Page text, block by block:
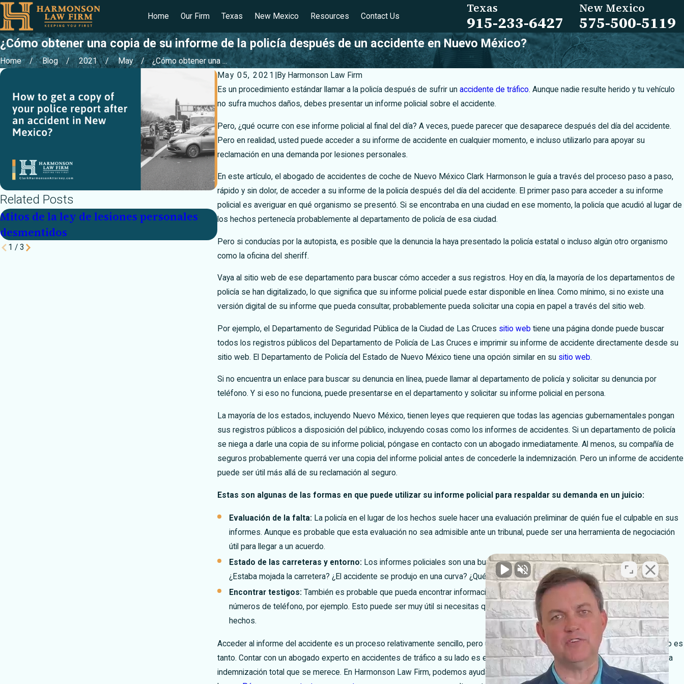
Home Our Firm Texas New Mexico Resources Contact Us
Texas
915-233-6427
New Mexico
575-500-5119
¿Cómo obtener una copia de su informe de la policía después de un accidente en Nuevo México?
Home Blog 2021 May
¿Cómo obtener una ...
May 05, 2021
By Harmonson Law Firm
Es un procedimiento estándar llamar a la policía después de sufrir un accidente de tráfico. Aunque nadie resulte herido y tu vehículo
no sufra muchos daños, debes presentar un informe policial sobre el accidente.
Pero, ¿qué ocurre con ese informe policial al final del día? A veces, puede parecer que desaparece después del día del accidente.
Pero en realidad, usted puede acceder a su informe de accidente en cualquier momento, e incluso utilizarlo para apoyar su
reclamación en una demanda por lesiones personales.
En este artículo, el abogado de accidentes de coche de Nuevo México Clark Harmonson le guía a través del proceso paso a paso,
rápido y sin dolor, de acceder a su informe de la policía después del día del accidente. El primer paso para acceder a su informe
policial es averiguar en qué organismo se presentó. Si se encontraba en una ciudad en ese momento, la policía que acudió al lugar de
los hechos pertenecía probablemente al departamento de policía de esa ciudad.
Pero si conducías por la autopista, es posible que la denuncia la haya presentado la policía estatal o incluso algún otro organismo
como la oficina del sheriff.
Vaya al sitio web de ese departamento para buscar cómo acceder a sus registros. Hoy en día, la mayoría de los departamentos de
policía se han digitalizado, lo que significa que su informe policial puede estar disponible en línea. Como mínimo, si no existe una
versión digital de su informe que pueda consultar, probablemente pueda solicitar una copia en papel a través del sitio web.
Por ejemplo, el Departamento de Seguridad Pública de la Ciudad de Las Cruces sitio web tiene una página donde puede buscar
todos los registros públicos del Departamento de Policía de Las Cruces e imprimir su informe de accidente directamente desde su
sitio web. El Departamento de Policía del Estado de Nuevo México tiene una opción similar en su sitio web.
Si no encuentra un enlace para buscar su denuncia en línea, puede llamar al departamento de policía y solicitar su denuncia por
teléfono. Y si eso no funciona, puede presentarse en el departamento y solicitar su informe policial en persona.
La mayoría de los estados, incluyendo Nuevo México, tienen leyes que requieren que todas las agencias gubernamentales pongan
sus registros públicos a disposición del público, incluyendo cosas como los informes de accidentes. Si un departamento de policía
se niega a darle una copia de su informe policial, póngase en contacto con un abogado inmediatamente. Al menos, su compañía de
seguros probablemente querrá ver una copia del informe policial antes de concederle la indemnización. Pero un informe de accidente
puede ser útil más allá de su reclamación al seguro.
Estas son algunas de las formas en que puede utilizar su informe policial para respaldar su demanda en un juicio:
Evaluación de la falta: La policía en el lugar de los hechos suele hacer una evaluación preliminar de quién fue el culpable en sus
informes. Aunque es probable que esta evaluación no sea admisible ante un tribunal, puede ser una herramienta de negociación
útil para llegar a un acuerdo.
Estado de las carreteras y entorno: Los informes policiales son una buena fuente de pruebas sobre el lugar del accidente.
¿Estaba mojada la carretera? ¿El accidente se produjo en una curva? ¿Qué daños sufrieron los vehículos?
Encontrar testigos: También es probable que pueda encontrar información sobre los testigos del accidente: sus nombres y
números de teléfono, por ejemplo. Esto puede ser muy útil si necesitas que alguien que estuvo allí respalde tu versión de los
hechos.
Acceder al informe del accidente es un proceso relativamente sencillo, pero utilizarlo para demandar una indemnización justa no lo es
tanto. Contar con un abogado experto en accidentes de tráfico a su lado es el paso más importante que puede dar para obtener la
indemnización total que se merece. En Harmonson Law Firm, podemos ayudarle a asegurarse de que su accidente no rompe el
Related Posts
Mitos de la ley de lesiones personales
desmentidos
Navegue por las carreteras invernales
con la confianza de El Paso
Mes de sensibilización sobre la
1 / 3